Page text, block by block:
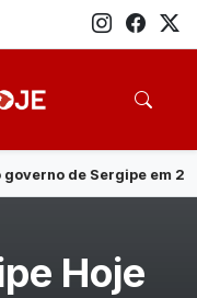
de Sergipe em 2026
Hoje